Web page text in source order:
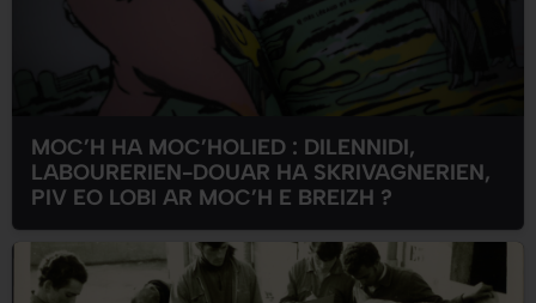
MOC’H HA MOC’HOLIED : DILENNIDI,
LABOURERIEN-DOUAR HA SKRIVAGNERIEN,
PIV EO LOBI AR MOC’H E BREIZH ?